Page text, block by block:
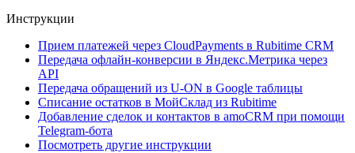
Инструкции
Прием платежей через CloudPayments в Rubitime CRM
Передача офлайн-конверсии в Яндекс.Метрика через
API
Передача обращений из U-ON в Google таблицы
Списание остатков в МойСклад из Rubitime
Добавление сделок и контактов в amoCRM при помощи
Telegram-бота
Посмотреть другие инструкции